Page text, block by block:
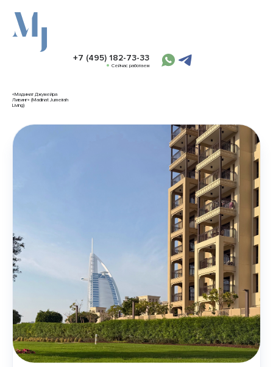
«Мадинат Джумейра
Ливинг» (Madinat Jumeirah
Living)
+7 (495) 182-73-33
Сейчас работаем